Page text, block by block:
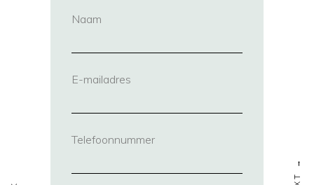
Naam
E-mailadres
Telefoonnummer(vereist)